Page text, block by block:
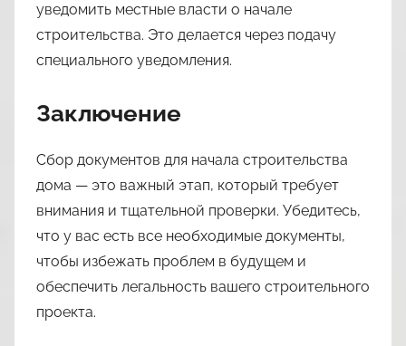
уведомить местные власти о начале
строительства. Это делается через подачу
специального уведомления.
Заключение
Сбор документов для начала строительства
дома — это важный этап, который требует
внимания и тщательной проверки. Убедитесь,
что у вас есть все необходимые документы,
чтобы избежать проблем в будущем и
обеспечить легальность вашего строительного
проекта.